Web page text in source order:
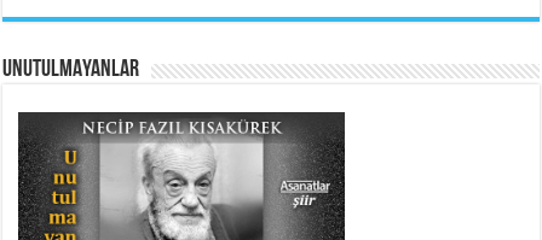
AHMET URFALI
Tahlil Denemesi...
Sibel Orhan
İki Kırık Boşluk...
UNUTULMAYANLAR